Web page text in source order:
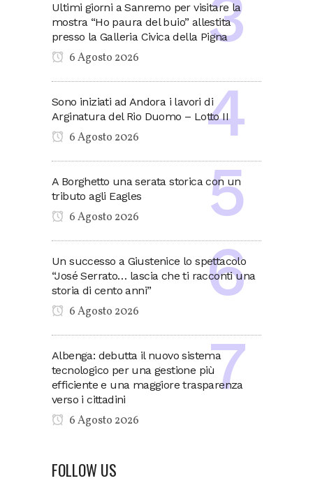
Ultimi giorni a Sanremo per visitare la
mostra “Ho paura del buio” allestita
presso la Galleria Civica della Pigna
6 Agosto 2026
Sono iniziati ad Andora i lavori di
Arginatura del Rio Duomo – Lotto II
6 Agosto 2026
A Borghetto una serata storica con un
tributo agli Eagles
6 Agosto 2026
Un successo a Giustenice lo spettacolo
“José Serrato… lascia che ti racconti una
storia di cento anni”
6 Agosto 2026
Albenga: debutta il nuovo sistema
tecnologico per una gestione più
efficiente e una maggiore trasparenza
verso i cittadini
6 Agosto 2026
FOLLOW US